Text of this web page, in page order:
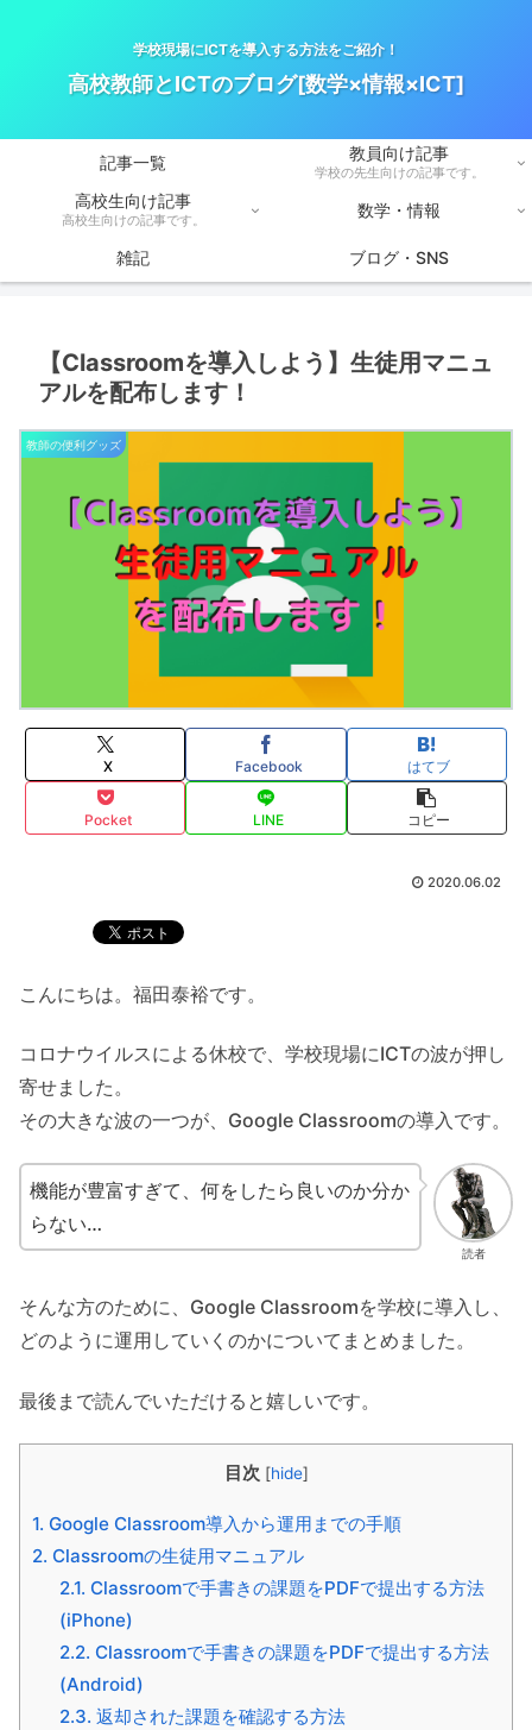
学校現場にICTを導入する方法をご紹介！
高校教師とICTのブログ[数学×情報×ICT]
記事一覧 教員向け記事
学校の先生向けの記事です。
高校生向け記事
高校生向けの記事です。 数学・情報
雑記 ブログ・SNS
【Classroomを導入しよう】生徒用マニュ
アルを配布します！
教師の便利グッズ
X Facebook はてブ
Pocket LINE コピー
2020.06.02
こんにちは。福田泰裕です。
コロナウイルスによる休校で、学校現場にICTの波が押し
寄せました。
その大きな波の一つが、Google Classroomの導入です。
読者
機能が豊富すぎて、何をしたら良いのか分か
らない…
そんな方のために、Google Classroomを学校に導入し、
どのように運用していくのかについてまとめました。
最後まで読んでいただけると嬉しいです。
目次 [hide]
1. Google Classroom導入から運用までの手順
2. Classroomの生徒用マニュアル
2.1. Classroomで手書きの課題をPDFで提出する方法
(iPhone)
2.2. Classroomで手書きの課題をPDFで提出する方法
(Android)
2.3. 返却された課題を確認する方法